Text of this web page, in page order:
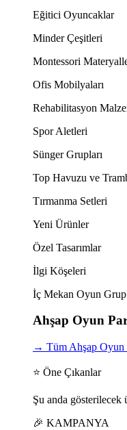
Eğitici Oyuncaklar
Minder Çeşitleri
Montessori
Ofis Mobilyaları
Rehabilitasyon
Spor Aletleri
Sünger Grupları
Top Havuzu ve
Tırmanma Setleri
Yeni Ürünler
Özel Tasarımlar
İlgi Köşeleri
İç Mekan Oyun
Ahşap Oyun
→ Tüm Ahşap Oyun
⭐ Öne Çıkanlar
Şu anda gösterilecek
🎉 KAMPANYA